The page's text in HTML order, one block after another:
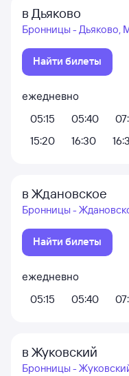
в Дьяково
Бронницы - Дьяково,
Найти билеты
ежедневно
05:15
05:40
15:20
16:30
в Ждановское
Бронницы -
Найти билеты
ежедневно
05:15
05:40
в Жуковский
Бронницы -